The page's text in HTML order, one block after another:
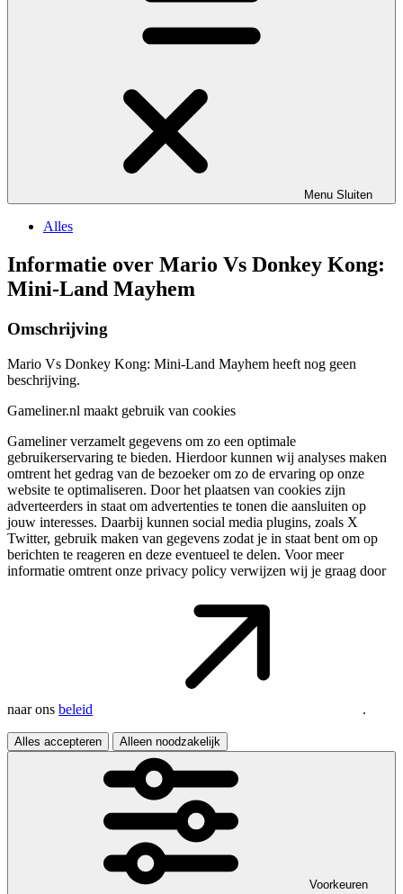
Menu Sluiten
Alles
Informatie over Mario Vs Donkey Kong:
Mini-Land Mayhem
Omschrijving
Mario Vs Donkey Kong: Mini-Land Mayhem heeft nog geen
beschrijving.
Gameliner.nl maakt gebruik van cookies
Gameliner verzamelt gegevens om zo een optimale
gebruikerservaring te bieden. Hierdoor kunnen wij analyses maken
omtrent het gedrag van de bezoeker om zo de ervaring op onze
website te optimaliseren. Door het plaatsen van cookies zijn
adverteerders in staat om advertenties te tonen die aansluiten op
jouw interesses. Daarbij kunnen social media plugins, zoals X
Twitter, gebruik maken van gegevens zodat je in staat bent om op
berichten te reageren en deze eventueel te delen. Voor meer
informatie omtrent onze privacy policy verwijzen wij je graag door
naar ons beleid .
Alles accepteren Alleen noodzakelijk
Voorkeuren